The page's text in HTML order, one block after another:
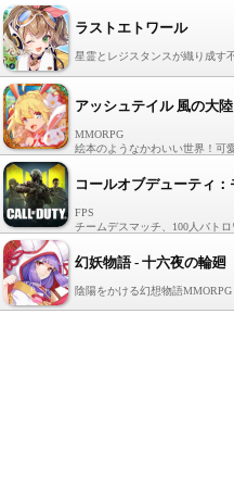
ラストエトワール
星霊とレジスタンスが織り成す
アッシュテイル 風の大陸
MMORPG
絵本のようなかわいい世界！可
コールオブデューティ：
FPS
チームデスマッチ、100人バトロ
幻妖物語 - 十六夜の輪廻
陰陽をかける幻想物語MMORPG